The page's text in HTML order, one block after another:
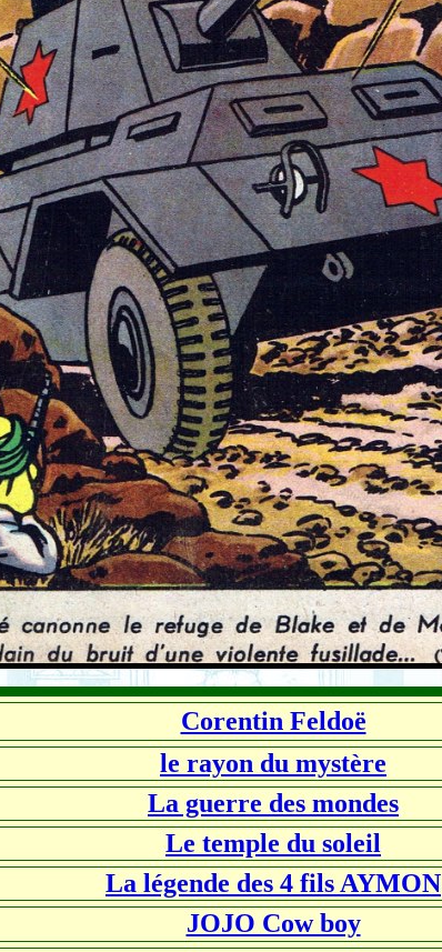
Corentin Feldoë
le rayon du mystère
La guerre des mondes
Le temple du soleil
La légende des 4 fils AYMON
JOJO Cow boy